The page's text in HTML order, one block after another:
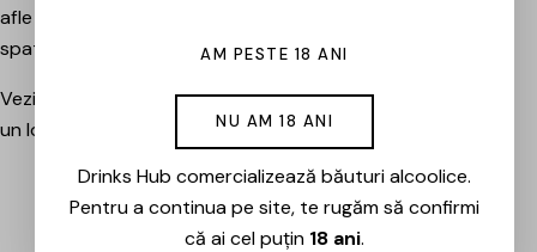
afle mai multe despre cramele sau producătorii din
spatele lor.
Vezi evenimentele organizate de Drinks Hub și rezervă
un loc la următoarea degustare.
EVENIMENTE
AM PESTE 18 ANI
NU AM 18 ANI
Drinks Hub comercializează băuturi alcoolice.
Pentru a continua pe site, te rugăm să confirmi
că ai cel puțin 18 ani.